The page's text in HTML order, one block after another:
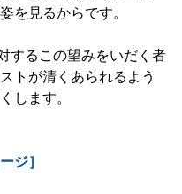
を見るからです。
するこの望みをいだく者
トが清くあられるよう
します。
ジ］